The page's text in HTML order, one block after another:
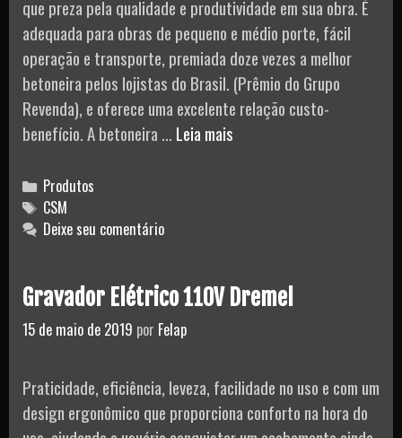
que preza pela qualidade e produtividade em sua obra. É
adequada para obras de pequeno e médio porte, fácil
operação e transporte, premiada doze vezes a melhor
betoneira pelos lojistas do Brasil. (Prêmio do Grupo
Revenda), e oferece uma excelente relação custo-
benefício. A betoneira … Leia mais
2CV
4P
Categories
Produtos
Tags
CSM
Deixe seu comentário
Gravador Elétrico 110V Dremel
15 de maio de 2019 por Felap
Praticidade, eficiência, leveza, facilidade no uso e com um
design ergonômico que proporciona conforto na hora do